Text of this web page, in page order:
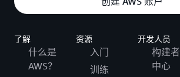
了解
什么是
AWS？
资源
入门
训练
开发人员
构建者
中心